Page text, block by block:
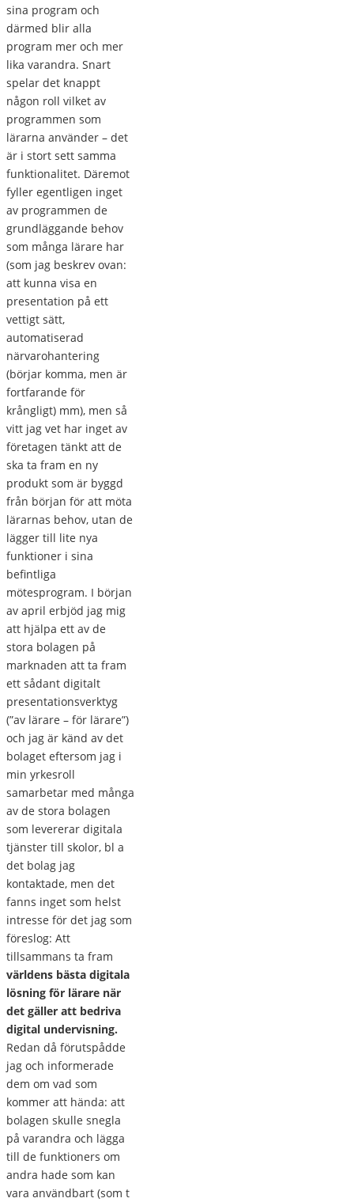
sina program och
därmed blir alla
program mer och mer
lika varandra. Snart
spelar det knappt
någon roll vilket av
programmen som
lärarna använder – det
är i stort sett samma
funktionalitet. Däremot
fyller egentligen inget
av programmen de
grundläggande behov
som många lärare har
(som jag beskrev ovan:
att kunna visa en
presentation på ett
vettigt sätt,
automatiserad
närvarohantering
(börjar komma, men är
fortfarande för
krångligt) mm), men så
vitt jag vet har inget av
företagen tänkt att de
ska ta fram en ny
produkt som är byggd
från början för att möta
lärarnas behov, utan de
lägger till lite nya
funktioner i sina
befintliga
mötesprogram. I början
av april erbjöd jag mig
att hjälpa ett av de
stora bolagen på
marknaden att ta fram
ett sådant digitalt
presentationsverktyg
(”av lärare – för lärare”)
och jag är känd av det
bolaget eftersom jag i
min yrkesroll
samarbetar med många
av de stora bolagen
som levererar digitala
tjänster till skolor, bl a
det bolag jag
kontaktade, men det
fanns inget som helst
intresse för det jag som
föreslog: Att
tillsammans ta fram
världens bästa digitala
lösning för lärare när
det gäller att bedriva
digital undervisning.
Redan då förutspådde
jag och informerade
dem om vad som
kommer att hända: att
bolagen skulle snegla
på varandra och lägga
till de funktioners om
andra hade som kan
vara användbart (som t